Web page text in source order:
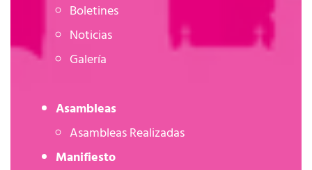
Boletines
Noticias
Galería
Asambleas
Asambleas Realizadas
Manifiesto